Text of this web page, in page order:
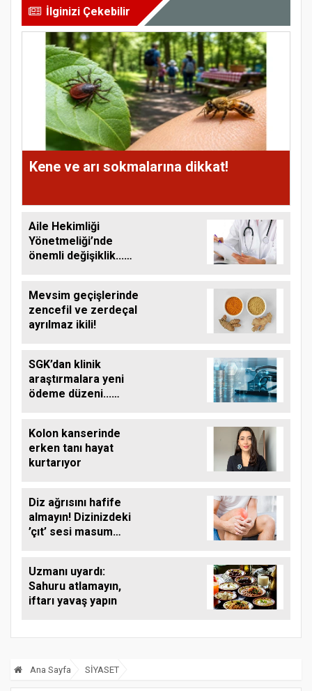
İlginizi Çekebilir
Kene ve arı sokmalarına dikkat!
Aile Hekimliği
Yönetmeliği’nde
önemli değişiklik...
Mevsim geçişlerinde
zencefil ve zerdeçal
ayrılmaz ikili!
SGK’dan klinik
araştırmalara yeni
ödeme düzeni...
Kolon kanserinde
erken tanı hayat
kurtarıyor
Diz ağrısını hafife
almayın! Dizinizdeki
’çıt’ sesi masum
Uzmanı uyardı:
Sahuru atlamayın,
iftarı yavaş yapın
Ana Sayfa SİYASET